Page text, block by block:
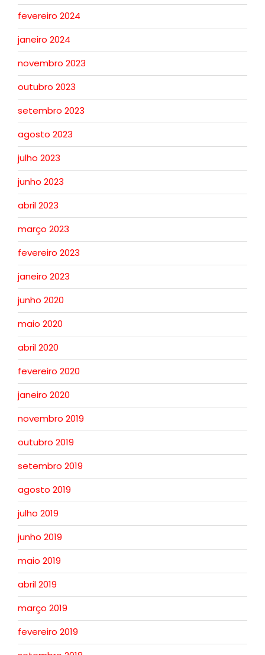
fevereiro 2024
janeiro 2024
novembro 2023
outubro 2023
setembro 2023
agosto 2023
julho 2023
junho 2023
abril 2023
março 2023
fevereiro 2023
janeiro 2023
junho 2020
maio 2020
abril 2020
fevereiro 2020
janeiro 2020
novembro 2019
outubro 2019
setembro 2019
agosto 2019
julho 2019
junho 2019
maio 2019
abril 2019
março 2019
fevereiro 2019